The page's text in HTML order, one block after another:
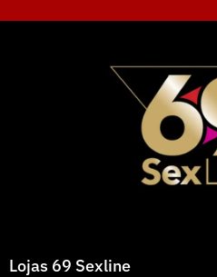
Lojas 69 Sexline